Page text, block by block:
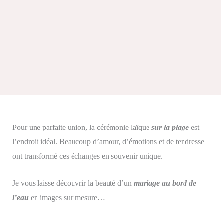
Pour une parfaite union, la cérémonie laïque sur la plage est
l’endroit idéal. Beaucoup d’amour, d’émotions et de tendresse
ont transformé ces échanges en souvenir unique.
Je vous laisse découvrir la beauté d’un mariage au bord de
l’eau en images sur mesure…